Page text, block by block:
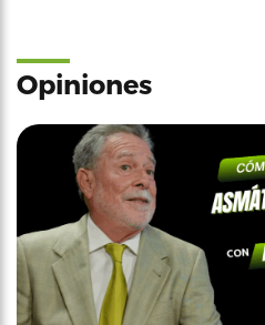
Opiniones